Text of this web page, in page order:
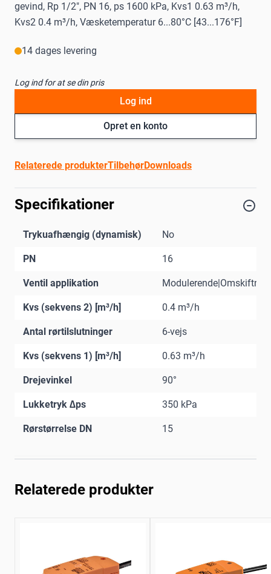
gevind, Rp 1/2", PN 16, ps 1600 kPa, Kvs1 0.63 m³/h,
Kvs2 0.4 m³/h, Væsketemperatur 6...80°C [43...176°F]
14 dages levering
Log ind for at se din pris
Opret en konto
Log ind
Relaterede produkterTilbehørDownloads
Specifikationer
Trykuafhængig (dynamisk) No
PN 16
Ventil applikation
Kvs (sekvens 2) [m³/h] 0.4 m³/h
Antal rørtilslutninger 6-vejs
Kvs (sekvens 1) [m³/h] 0.63 m³/h
Drejevinkel 90°
Lukketryk ∆ps 350 kPa
Rørstørrelse DN 15
Relaterede produkter